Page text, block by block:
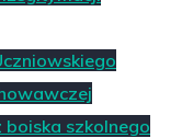
szkolnego